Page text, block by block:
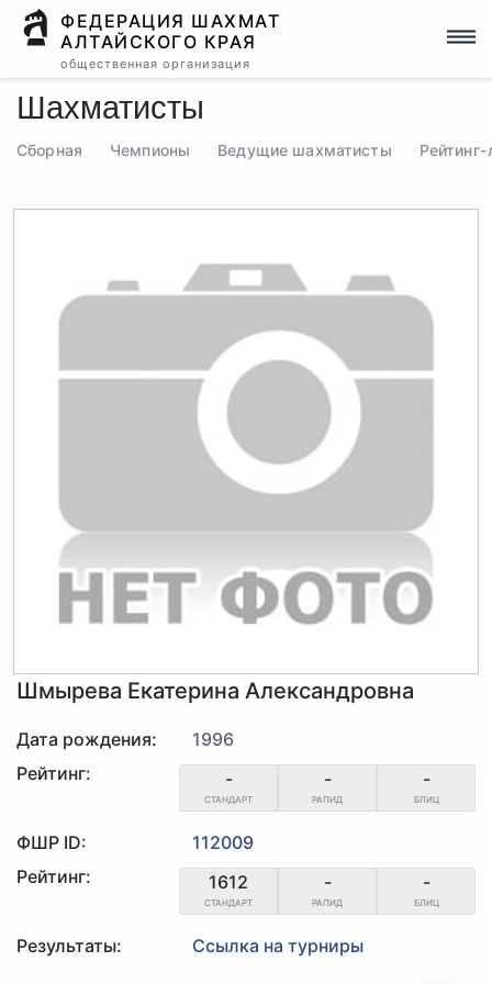
ФЕДЕРАЦИЯ ШАХМАТ
АЛТАЙСКОГО КРАЯ
общественная организация
Шахматисты
Сборная Чемпионы Ведущие шахматисты Рейтинг-
Шмырева Екатерина Александровна
Дата рождения:
1996
Рейтинг:
-
СТАНДАРТ
-
РАПИД
-
БЛИЦ
ФШР ID:
112009
Рейтинг:
1612
СТАНДАРТ
-
РАПИД
-
БЛИЦ
Результаты: Ссылка на турниры